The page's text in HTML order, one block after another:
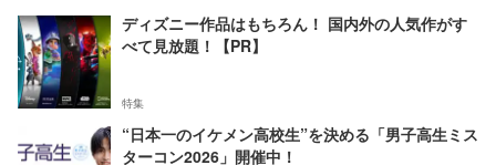
ディズニー作品はもちろん！ 国内外の人気作がす
べて見放題！【PR】
特集
“日本一のイケメン高校生”を決める「男子高生ミス
ターコン2026」開催中！